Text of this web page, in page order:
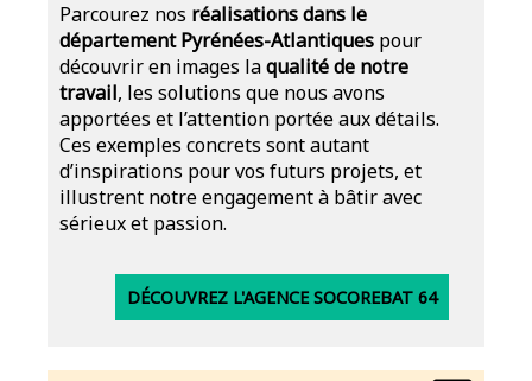
Parcourez nos réalisations dans le
département Pyrénées-Atlantiques pour
découvrir en images laqualité de notre
travail, les solutions que nous avons
apportées et l’attention portée aux détails.
Ces exemples concrets sont autant
d’inspirations pour vos futurs projets, et
illustrent notre engagement à bâtir avec
sérieux et passion.
DÉCOUVREZ L'AGENCE SOCOREBAT 64